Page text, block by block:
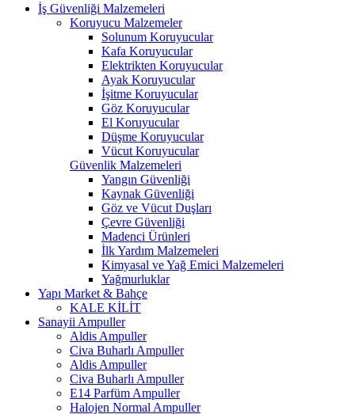
İş Güvenliği Malzemeleri
Koruyucu Malzemeler
Solunum Koruyucular
Kafa Koruyucular
Elektrikten Koruyucular
Ayak Koruyucular
İşitme Koruyucular
Göz Koruyucular
El Koruyucular
Düşme Koruyucular
Vücut Koruyucular
Güvenlik Malzemeleri
Yangın Güvenliği
Kaynak Güvenliği
Göz ve Vücut Duşları
Çevre Güvenliği
Madenci Ürünleri
İlk Yardım Malzemeleri
Kimyasal ve Yağ Emici Malzemeleri
Yağmurluklar
Yapı Market & Bahçe
KALE KİLİT
Sanayii Ampuller
Aldis Ampuller
Civa Buharlı Ampuller
Aldis Ampuller
Civa Buharlı Ampuller
E14 Parfüm Ampuller
Halojen Normal Ampuller